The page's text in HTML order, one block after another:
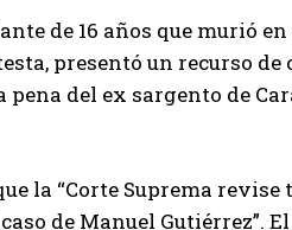
de 16 años que murió
presentó un recurso de
pena del ex sargento de
la “Corte Suprema
de Manuel Gutiérrez”.